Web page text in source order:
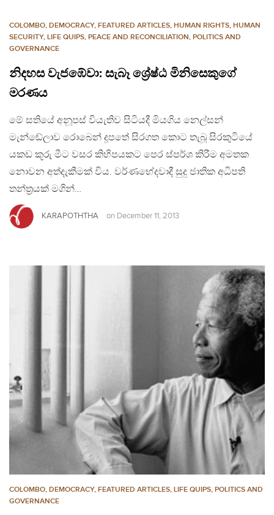
COLOMBO, DEMOCRACY, FEATURED ARTICLES, HUMAN RIGHTS, HUMAN
SECURITY, LIFE QUIPS, PEACE AND RECONCILIATION, POLITICS AND
GOVERNANCE
නිදහස වැජඹේවා: සැබෑ ශ්‍රේෂ්ඨ මිනිසෙකුගේ
මරණය
මේ සතියේ අනූපස් වියැතිව සිටියදී මියගිය නෙල්සන්
මැන්ඬේලාව රොබෙන් දූපතේ සිරගත කොට තැබූ සිරකුටියේ
යකඩ කූරු මීට වසර කිහිපයකට පෙර ස්පර්ශ කිරීම අමතක
නොවන අත්දැකීමක් විය. වර්ණභේදවාදී සුදු ජාතික අධිපති
තන්ත‍්‍රයක් මගින්…
KARAPOTHTHA on December 11, 2013
COLOMBO, DEMOCRACY, FEATURED ARTICLES, LIFE QUIPS, POLITICS AND
GOVERNANCE